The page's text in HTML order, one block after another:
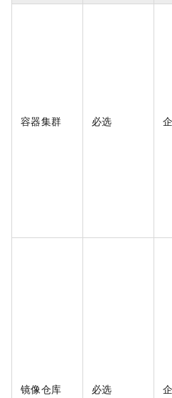
容器集群 必选
镜像仓库 必选